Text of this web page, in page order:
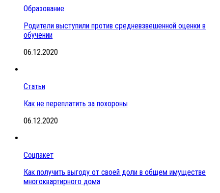
Образование
Родители выступили против средневзвешенной оценки в
обучении
06.12.2020
Статьи
Как не переплатить за похороны
06.12.2020
Соцпакет
Как получить выгоду от своей доли в общем имуществе
многоквартирного дома